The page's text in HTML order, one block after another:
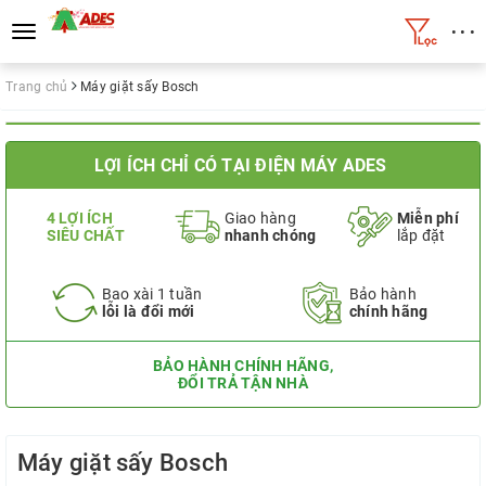
Toggle
navigation
• • •
Trang chủ Máy giặt sấy Bosch
LỢI ÍCH CHỈ CÓ TẠI ĐIỆN MÁY ADES
4 LỢI ÍCH
SIÊU CHẤT
Giao hàng
nhanh chóng
Miễn phí
lắp đặt
Bao xài 1 tuần
lỗi là đổi mới
Bảo hành
chính hãng
BẢO HÀNH CHÍNH HÃNG,
ĐỔI TRẢ TẬN NHÀ
Máy giặt sấy Bosch